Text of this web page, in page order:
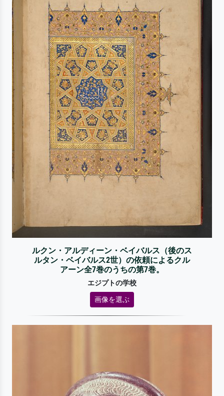
ルクン・アルディーン・ベイバルス（後のス
ルタン・ベイバルス2世）の依頼によるクル
アーン全7巻のうちの第7巻。
エジプトの学校
画像を選ぶ